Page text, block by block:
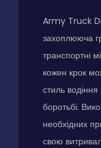
Army Truck
захоплююча
транспортні
кожен крок
стиль
боротьбі.
необхідних
свою